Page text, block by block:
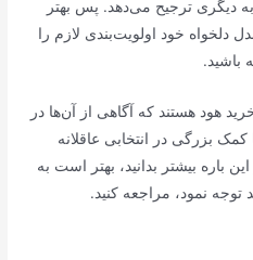
ترجیح می‌دهد. پس بهتر
خود اولویت‌بندی لازم را
باشید.
هود هستند که آگاهی از آن‌ها در
کمک بزرگی در انتخابی عاقلانه
باره بیشتر بدانید، بهتر است به
توجه نمود، مراجعه کنید.